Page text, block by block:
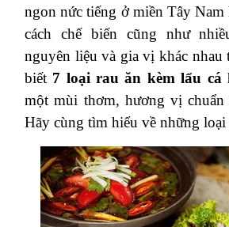
ngon nức tiếng ở miền Tây Nam
cách chế biến cũng như
nguyên liệu và gia vị khác nhau
biết 7 loại rau ăn kèm lẩu cá
một mùi thơm, hương vị chuẩn
Hãy cùng tìm hiểu về những loại